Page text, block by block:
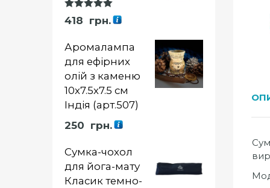
Оцінка
5.00із 5
418 грн.
Аромалампа
для ефірних
олій з каменю
10х7.5х7.5 см
Індія (арт.507)
250 грн.
Сумка-чохол
для йога-мату
Класик темно-